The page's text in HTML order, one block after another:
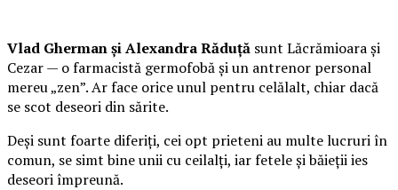
Vlad Gherman și Alexandra Răduță sunt Lăcrămioara și
Cezar — o farmacistă germofobă și un antrenor personal
mereu „zen”. Ar face orice unul pentru celălalt, chiar dacă
se scot deseori din sărite.
Deși sunt foarte diferiți, cei opt prieteni au multe lucruri în
comun, se simt bine unii cu ceilalți, iar fetele și băieții ies
deseori împreună.